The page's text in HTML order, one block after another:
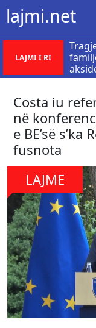
lajmi.net
LAJMI I RI
Costa iu
në
e BE’së
fusnota
LAJME